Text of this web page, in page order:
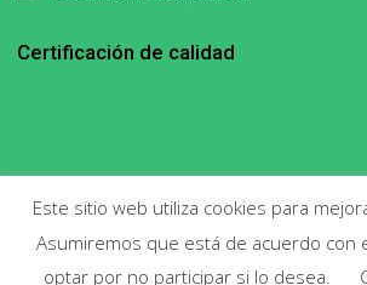
Certificación de calidad
Copyright 2020. Todos los derechos
Este sitio web utiliza cookies para
Asumiremos que está de acuerdo con
optar por no participar si lo desea.